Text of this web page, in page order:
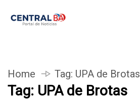
Home Tag: UPA de Brotas
Tag: UPA de Brotas